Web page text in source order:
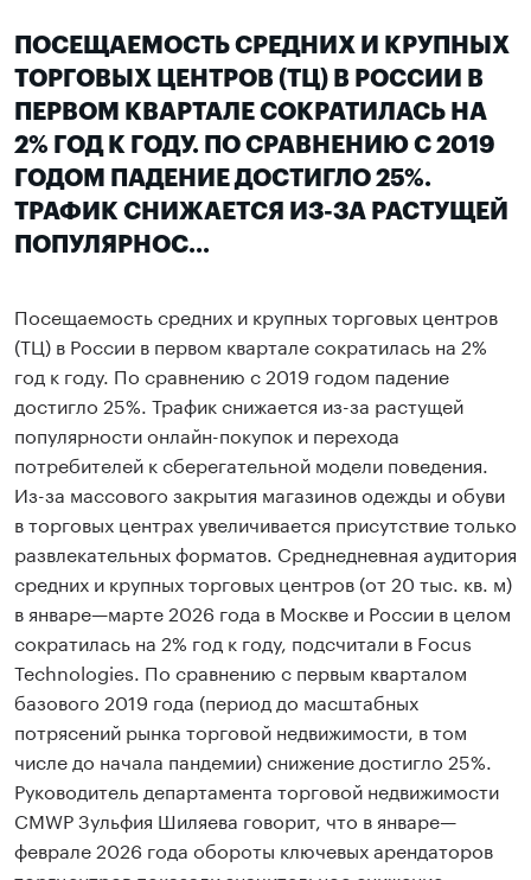
ПОСЕЩАЕМОСТЬ СРЕДНИХ И КРУПНЫХ
ТОРГОВЫХ ЦЕНТРОВ (ТЦ) В РОССИИ В
ПЕРВОМ КВАРТАЛЕ СОКРАТИЛАСЬ НА
2% ГОД К ГОДУ. ПО СРАВНЕНИЮ С 2019
ГОДОМ ПАДЕНИЕ ДОСТИГЛО 25%.
ТРАФИК СНИЖАЕТСЯ ИЗ-ЗА РАСТУЩЕЙ
ПОПУЛЯРНОС...
Посещаемость средних и крупных торговых центров
(ТЦ) в России в первом квартале сократилась на 2%
год к году. По сравнению с 2019 годом падение
достигло 25%. Трафик снижается из-за растущей
популярности онлайн-покупок и перехода
потребителей к сберегательной модели поведения.
Из-за массового закрытия магазинов одежды и обуви
в торговых центрах увеличивается присутствие только
развлекательных форматов. Среднедневная аудитория
средних и крупных торговых центров (от 20 тыс. кв. м)
в январе—марте 2026 года в Москве и России в целом
сократилась на 2% год к году, подсчитали в Focus
Technologies. По сравнению с первым кварталом
базового 2019 года (период до масштабных
потрясений рынка торговой недвижимости, в том
числе до начала пандемии) снижение достигло 25%.
Руководитель департамента торговой недвижимости
CMWP Зульфия Шиляева говорит, что в январе—
феврале 2026 года обороты ключевых арендаторов